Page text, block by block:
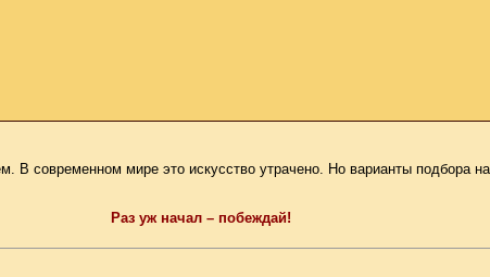
современном мире это искусство утрачено. Но варианты подбора
Раз уж начал – побеждай!